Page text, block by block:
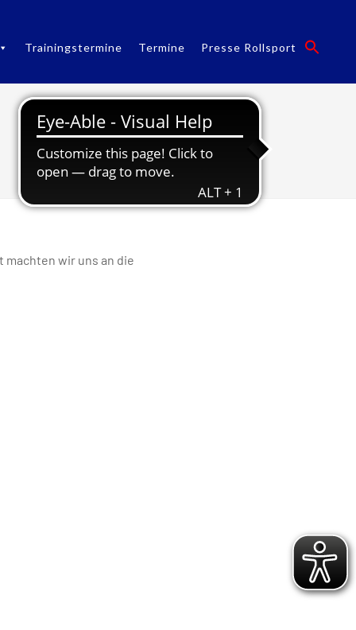
Trainingstermine Termine Presse Rollsport
Rollsport-Update
machten wir uns an die